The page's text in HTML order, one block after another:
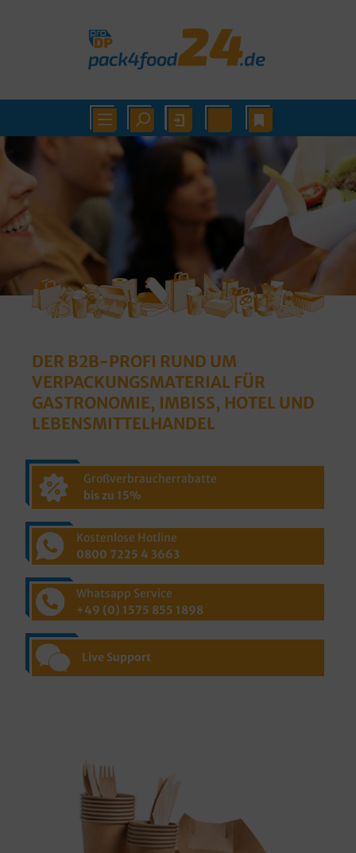
DER B2B-PROFI RUND UM
VERPACKUNGSMATERIAL FÜR
GASTRONOMIE, IMBISS, HOTEL UND
LEBENSMITTELHANDEL
Großverbraucherrabatte
bis zu 15%
Kostenlose Hotline
0800 7225 4 3663
Whatsapp Service
+49 (0) 1575 855 1898
Live Support